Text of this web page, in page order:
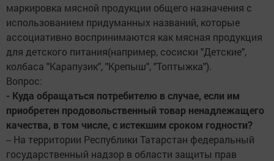
маркировка мясной продукции общего назначения с
использованием придуманных названий, которые
ассоциативно воспринимаются как мясная продукция
для детского питания(например, сосиски "Детские",
колбаса "Карапузик", "Крепыш", "Топтыжка").
Вопрос:
- Куда обращаться потребителю в случае, если им
приобретен продовольственный товар ненадлежащего
качества, в том числе, с истекшим сроком годности?
-- На территории Республики Татарстан федеральный
государственный надзор в области защиты прав